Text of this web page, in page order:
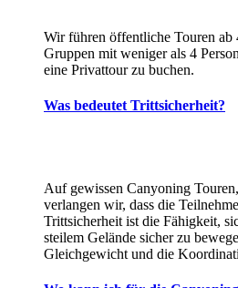
Wir führen öffentliche Touren ab
Gruppen mit weniger als 4
eine Privattour zu buchen.
Was bedeutet Trittsicherheit?
Auf gewissen Canyoning Touren,
verlangen wir, dass die
Trittsicherheit ist die Fähigkeit,
steilem Gelände sicher zu
Gleichgewicht und die